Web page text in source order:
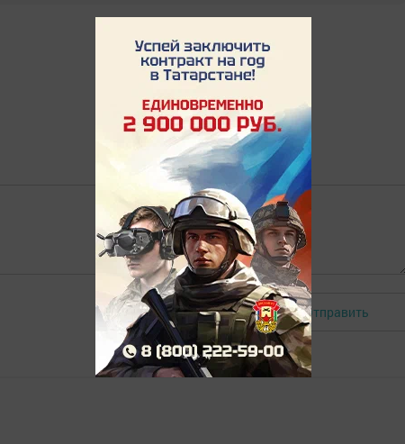
Авторизоваться Отправить